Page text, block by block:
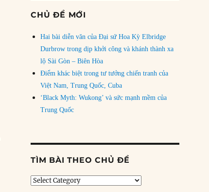
CHỦ ĐỀ MỚI
Hai bài diễn văn của Đại sứ Hoa Kỳ Elbridge
Durbrow trong dịp khởi công và khánh thành xa
lộ Sài Gòn – Biên Hòa
Điểm khác biệt trong tư tưởng chiến tranh của
Việt Nam, Trung Quốc, Cuba
‘Black Myth: Wukong’ và sức mạnh mềm của
Trung Quốc
TÌM BÀI THEO CHỦ ĐỀ
Tìm